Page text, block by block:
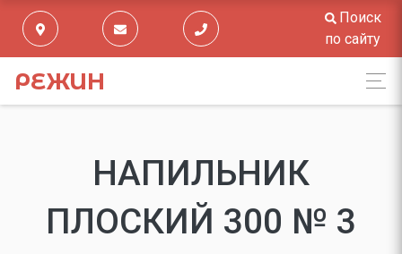
Поиск
по сайту
РЕЖИН
НАПИЛЬНИК
ПЛОСКИЙ 300 № 3